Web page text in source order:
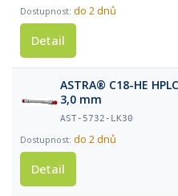
do 2 dnů
Detail
ASTRA® C18-HE
3,0 mm
AST-5732-LK30
do 2 dnů
Detail